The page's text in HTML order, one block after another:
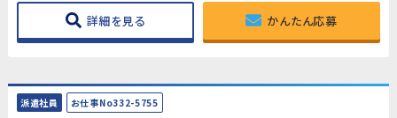
詳細を見る かんたん応募
派遣社員 お仕事No332-5755